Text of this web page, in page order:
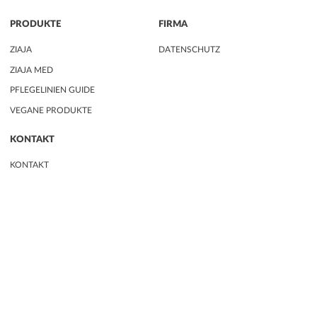
PRODUKTE
ZIAJA
ZIAJA MED
PFLEGELINIEN GUIDE
VEGANE PRODUKTE
FIRMA
DATENSCHUTZ
KONTAKT
KONTAKT